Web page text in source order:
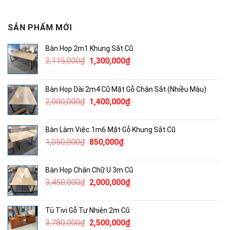
SẢN PHẨM MỚI
Bàn Họp 2m1 Khung Sắt Cũ
2,115,000₫ Giá
2,115,000₫.
1,300,000₫Giá
là:
1,300,000₫.
Bàn Họp Dài 2m4 Cũ Mặt Gỗ Chân Sắt (Nhiều Màu)
2,000,000₫ Giá
2,000,000₫.
1,400,000₫Giá
là:
Bàn Làm Việc 1m6 Mặt Gỗ Khung Sắt Cũ
1,050,000₫ Giá
1,050,000₫.
850,000₫Giá
là:
850,000₫.
Bàn Họp Chân Chữ U 3m Cũ
3,450,000₫ Giá
3,450,000₫.
2,000,000₫Giá
2,000,000₫.
Tủ Tivi Gỗ Tự Nhiên 2m Cũ
3,780,000₫ Giá
2,500,000₫Giá